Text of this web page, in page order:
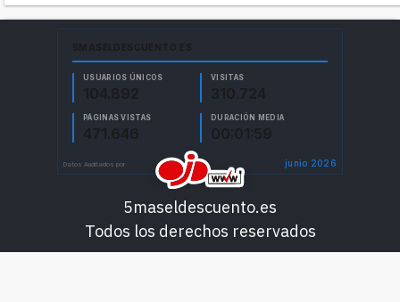
5maseldescuento.es
Todos los derechos reservados